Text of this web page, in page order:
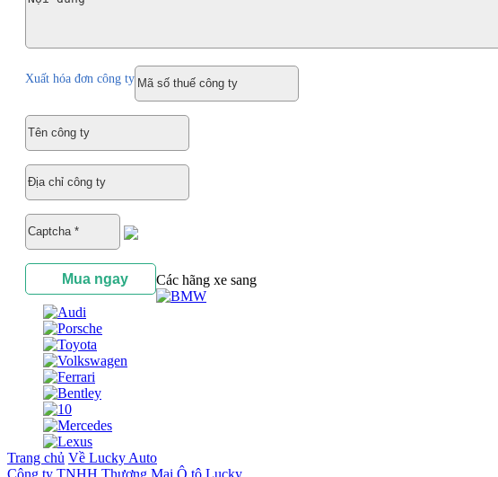
Xuất hóa đơn công ty
Các hãng xe sang
Trang chủ Về Lucky Auto
Công ty TNHH Thương Mại Ô tô Lucky